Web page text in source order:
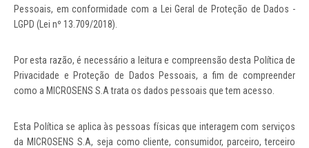
Pessoais, em conformidade com a Lei Geral de Proteção de Dados -
LGPD (Lei nº 13.709/2018).
Por esta razão, é necessário a leitura e compreensão desta Política de
Privacidade e Proteção de Dados Pessoais, a fim de compreender
como a MICROSENS S.A trata os dados pessoais que tem acesso.
Esta Política se aplica às pessoas físicas que interagem com serviços
da MICROSENS S.A, seja como cliente, consumidor, parceiro, terceiro